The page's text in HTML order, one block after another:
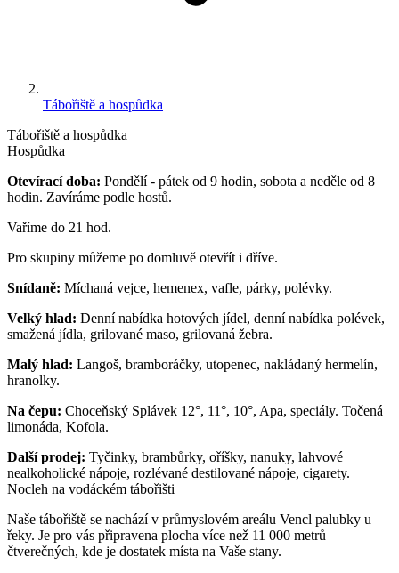
Tábořiště a hospůdka
Tábořiště a hospůdka
Hospůdka
Otevírací doba: Pondělí - pátek od 9 hodin, sobota a neděle od 8
hodin. Zavíráme podle hostů.
Vaříme do 21 hod.
Pro skupiny můžeme po domluvě otevřít i dříve.
Snídaně: Míchaná vejce, hemenex, vafle, párky, polévky.
Velký hlad: Denní nabídka hotových jídel, denní nabídka polévek,
smažená jídla, grilované maso, grilovaná žebra.
Malý hlad: Langoš, bramboráčky, utopenec, nakládaný hermelín,
hranolky.
Na čepu: Choceňský Splávek 12°, 11°, 10°, Apa, speciály. Točená
limonáda, Kofola.
Další prodej: Tyčinky, brambůrky, oříšky, nanuky, lahvové
nealkoholické nápoje, rozlévané destilované nápoje, cigarety.
Nocleh na vodáckém tábořišti
Naše tábořiště se nachází v průmyslovém areálu Vencl palubky u
řeky. Je pro vás připravena plocha více než 11 000 metrů
čtverečných, kde je dostatek místa na Vaše stany.